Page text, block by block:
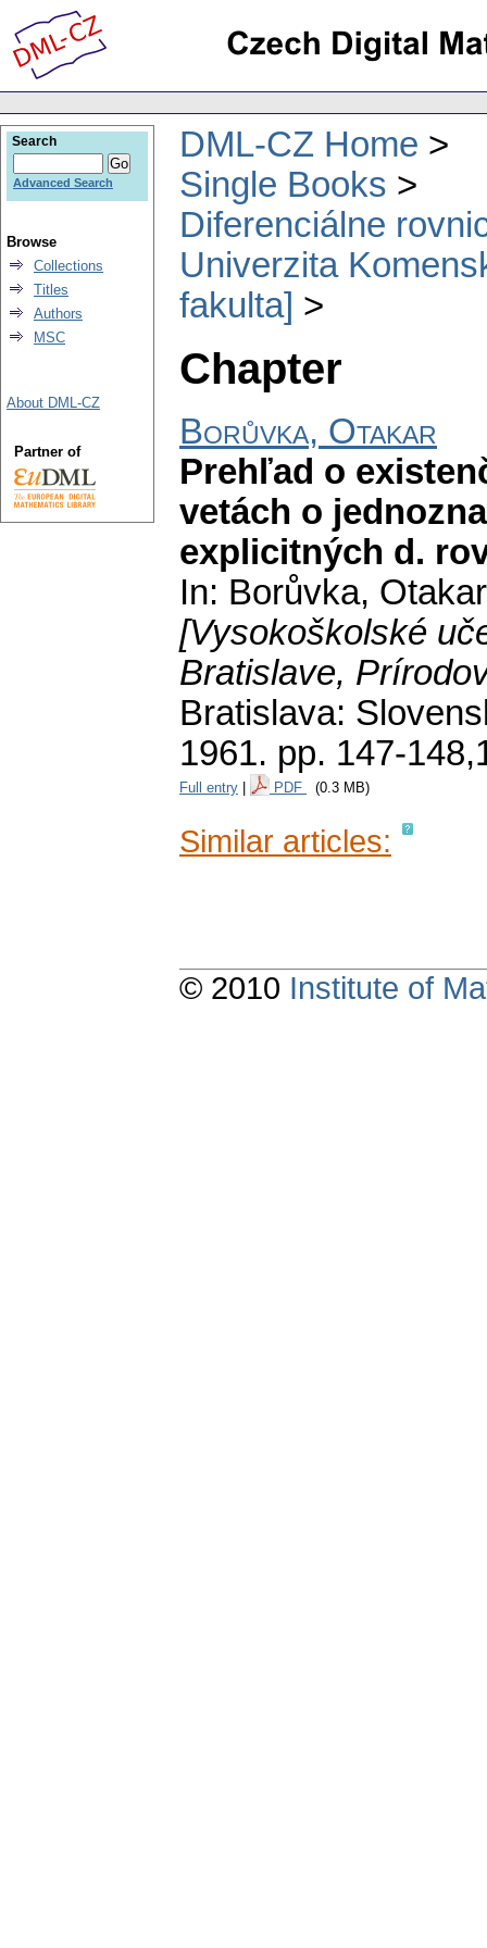
DML-CZ Home
Single Books
Diferenciálne
Univerzita
fakulta]
Chapter
Borůvka, Otakar
Prehľad o
vetách o
explicitných d.
In: Borůvka,
[Vysokoškolské
Bratislave,
Bratislava:
1961. pp. 147-
Full entry PDF (0.3 MB)
Similar articles:
Search
Advanced Search
Browse
Collections
Titles
Authors
MSC
About DML-CZ
Partner of
© 2010 Institute of